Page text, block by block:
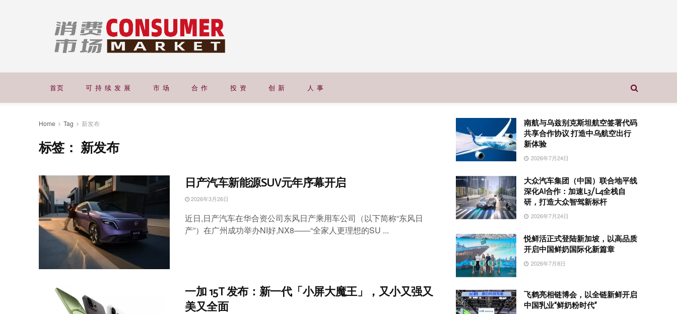
首页 可 持 续 发 展 市 场 合 作 投 资 创 新 人 事
Home Tag 新发布
标签： 新发布
日产汽车新能源SUV元年序幕开启
2026年3月26日
近日,日产汽车在华合资公司东风日产乘用车公司（以下简称“东风日
产”）在广州成功举办NI好,NX8——“全家人更理想的SU ...
一加 15T 发布：新一代「小屏大魔王」，又小又强又
美又全面
南航与乌兹别克斯坦航空签署代码
共享合作协议 打造中乌航空出行
新体验
2026年7月24日
大众汽车集团（中国）联合地平线
深化AI合作：加速L3/L4全栈自
研，打造大众智驾新标杆
2026年7月24日
悦鲜活正式登陆新加坡，以高品质
开启中国鲜奶国际化新篇章
2026年7月8日
飞鹤亮相链博会，以全链新鲜开启
中国乳业“鲜奶粉时代”